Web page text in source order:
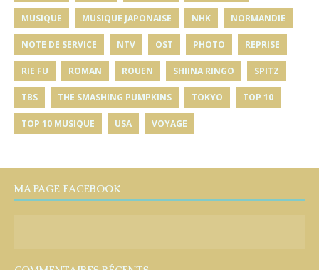
MUSIQUE MUSIQUE JAPONAISE NHK NORMANDIE
NOTE DE SERVICE NTV OST PHOTO REPRISE
RIE FU ROMAN ROUEN SHIINA RINGO SPITZ
TBS THE SMASHING PUMPKINS TOKYO TOP 10
TOP 10 MUSIQUE USA VOYAGE
MA PAGE FACEBOOK